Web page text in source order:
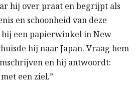
hij over praat en begrijpt als
en schoonheid van deze
hij een papierwinkel in New
hij naar Japan. Vraag hem
en hij antwoordt:
een ziel.”